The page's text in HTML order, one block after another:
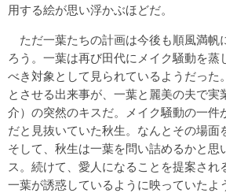
用する絵が思い浮かぶほどだ。
ただ一葉たちの計画は今後も順風満帆
ろう。一葉は再び田代にメイク騒動を蒸
べき対象として見られているようだった
とさせる出来事が、一葉と麗美の夫で実
介）の突然のキスだ。メイク騒動の一件
だと見抜いていた秋生。なんとその場面
そして、秋生は一葉を問い詰めるかと思
ス。続けて、愛人になることを提案され
一葉が誘惑しているように映っていたよ